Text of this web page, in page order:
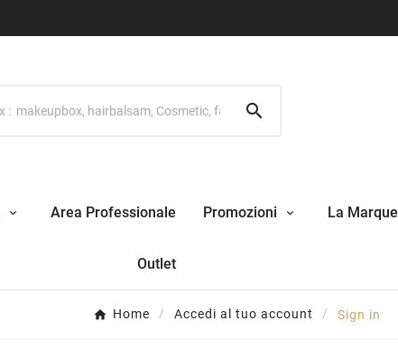

Area Professionale Promozioni La Marque
Outlet
Home Accedi al tuo account Sign in